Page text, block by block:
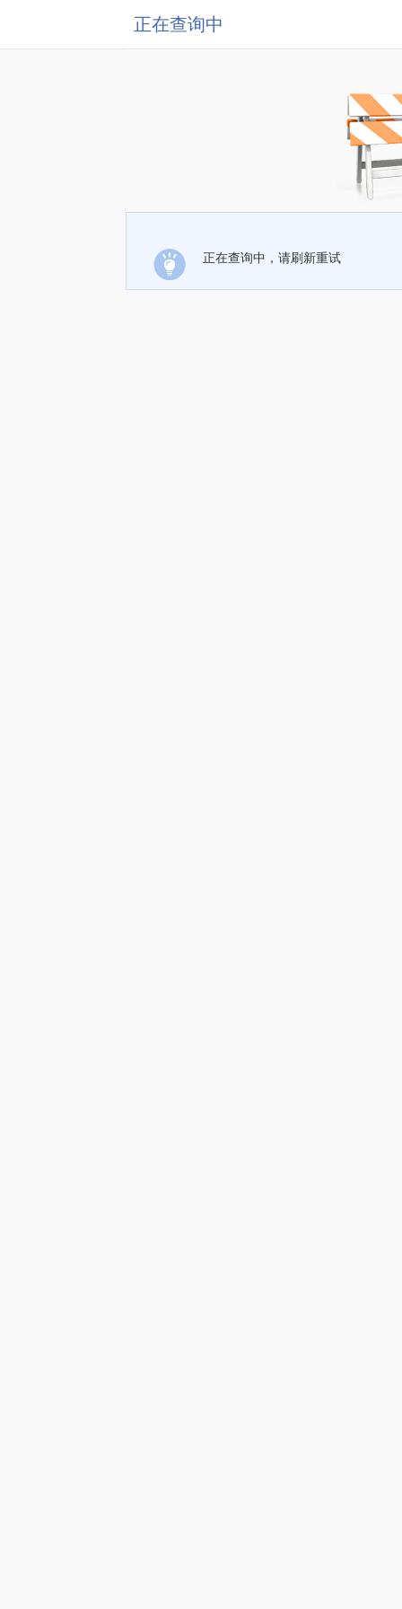
正在查询中
正在查询中，请刷新重试